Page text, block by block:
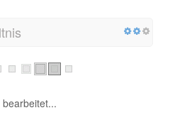
bearbeitet...